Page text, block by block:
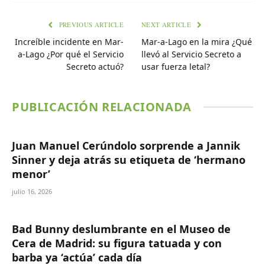
PREVIOUS ARTICLE
Increíble incidente en Mar-
a-Lago ¿Por qué el Servicio
Secreto actuó?
NEXT ARTICLE
Mar-a-Lago en la mira ¿Qué
llevó al Servicio Secreto a
usar fuerza letal?
PUBLICACIÓN RELACIONADA
Juan Manuel Cerúndolo sorprende a Jannik
Sinner y deja atrás su etiqueta de ‘hermano
menor’
julio 16, 2026
Bad Bunny deslumbrante en el Museo de
Cera de Madrid: su figura tatuada y con
barba ya ‘actúa’ cada día